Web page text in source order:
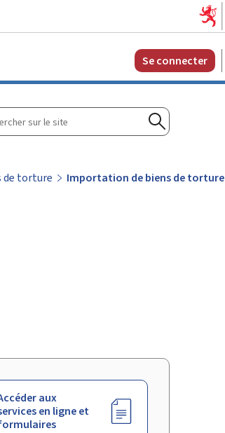
Se connecter
Rechercher
de torture
Importation de biens de torture
aux
en ligne et